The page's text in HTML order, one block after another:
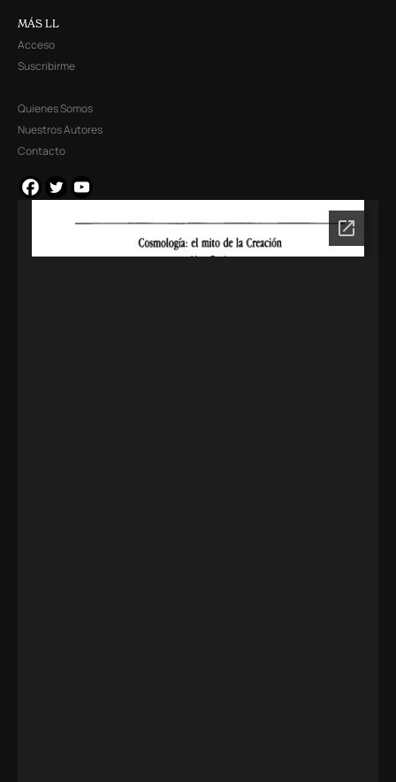
MÁS LL
Acceso
Suscribirme
Quienes Somos
Nuestros Autores
Contacto